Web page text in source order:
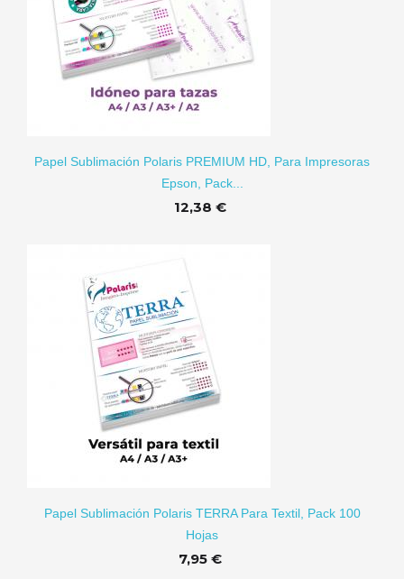
Papel Sublimación Polaris PREMIUM HD, Para Impresoras
Epson, Pack...
12,38 €
Papel Sublimación Polaris TERRA Para Textil, Pack 100
Hojas
7,95 €